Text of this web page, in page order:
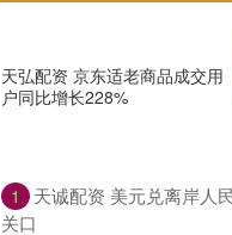
天弘配资 京东适老商品成交用
户同比增长228%
1
天诚配资 美元兑离岸人
关口